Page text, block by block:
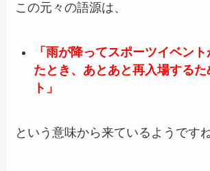
この元々の語源は、
「雨が降ってスポーツイベン
たとき、あとあと再入場するた
ト」
という意味から来ているようですね